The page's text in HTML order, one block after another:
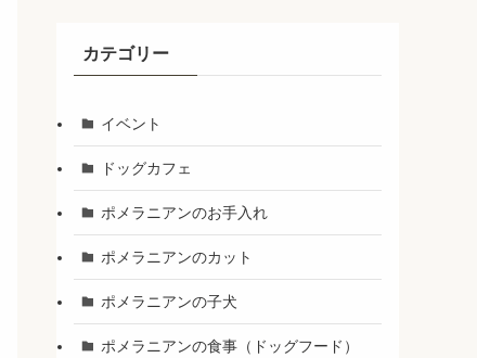
カテゴリー
イベント
ドッグカフェ
ポメラニアンのお手入れ
ポメラニアンのカット
ポメラニアンの子犬
ポメラニアンの食事（ドッグフード）